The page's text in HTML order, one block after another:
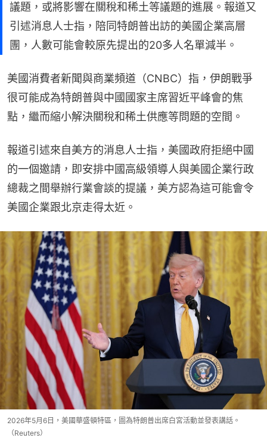
議題，或將影響在關稅和稀土等議題的進展。報道又
引述消息人士指，陪同特朗普出訪的美國企業高層
團，人數可能會較原先提出的20多人名單減半。
美國消費者新聞與商業頻道（CNBC）指，伊朗戰爭
很可能成為特朗普與中國國家主席習近平峰會的焦
點，繼而縮小解決關稅和稀土供應等問題的空間。
報道引述來自美方的消息人士指，美國政府拒絕中國
的一個邀請，即安排中國高級領導人與美國企業行政
總裁之間舉辦行業會談的提議，美方認為這可能會令
美國企業跟北京走得太近。
2026年5月6日，美國華盛頓特區，圖為特朗普出席白宮活動並發表講話。
（Reuters）